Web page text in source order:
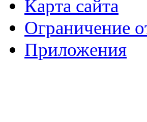
Карта сайта
Ограничение
Приложения